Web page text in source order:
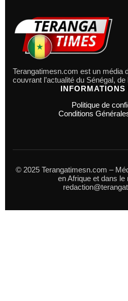
Terangatimesn.com est un média
couvrant l’actualité du Sénégal, de
Politique de
Conditions
© 2025 Terangatimesn.com –
en Afrique et dans le